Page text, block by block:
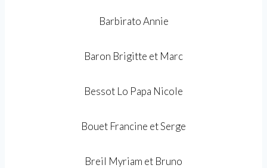
Barbirato Annie
Baron Brigitte et Marc
Bessot Lo Papa Nicole
Bouet Francine et Serge
Breil Myriam et Bruno